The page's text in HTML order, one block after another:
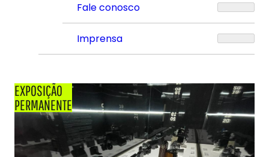
Fale conosco
Imprensa
EXPOSIÇÃO
PERMANENTE